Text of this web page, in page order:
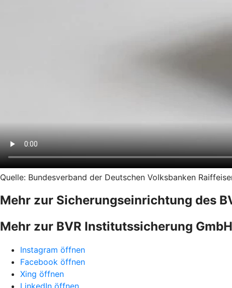
Quelle: Bundesverband der Deutschen Volksbanken
Mehr zur Sicherungseinrichtung des
Mehr zur BVR Institutssicherung GmbH
Instagram öffnen
Facebook öffnen
Xing öffnen
LinkedIn öffnen